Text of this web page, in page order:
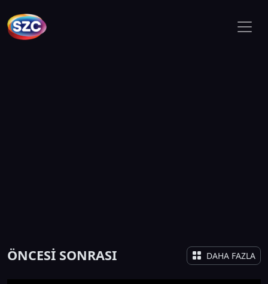
ÖNCESİ SONRASI DAHA FAZLA